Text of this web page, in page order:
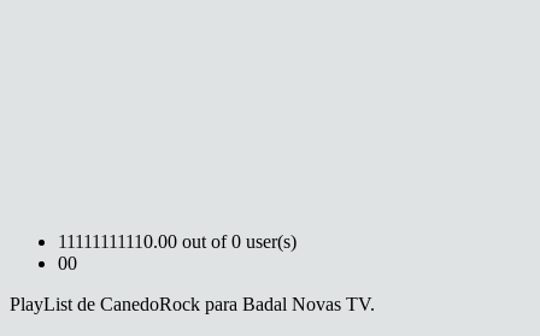
11111111110.00 out of 0 user(s)
00
PlayList de CanedoRock para Badal Novas TV.